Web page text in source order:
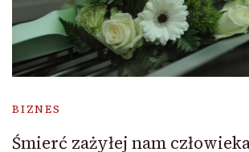
BIZNES
Śmierć zażyłej nam